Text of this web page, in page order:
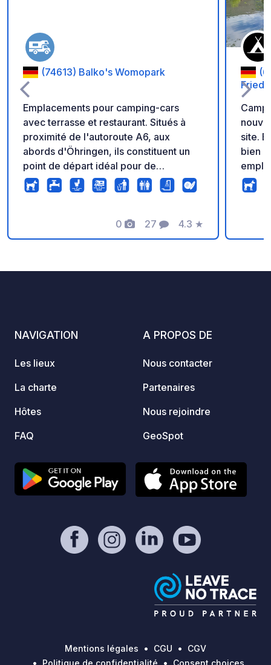
(74613) Balko's Womopark
Emplacements pour camping-cars
avec terrasse et restaurant. Situés à
proximité de l'autoroute A6, aux
abords d'Öhringen, ils constituent un
point de départ idéal pour de
magnifiques randonnées pédestres et
cyclistes. Les emplacements sont bien
branchements électriques. Une station
de vidange/recharge des eaux usées
0
Photos
27
Commentaires
4.3
Note
★
site. Emplacements sur des prairies
bien
petits
la réception.
NAVIGATION
Les lieux
La charte
Hôtes
FAQ
A PROPOS DE
Nous contacter
Partenaires
Nous rejoindre
GeoSpot
Mentions légales CGU
CGV